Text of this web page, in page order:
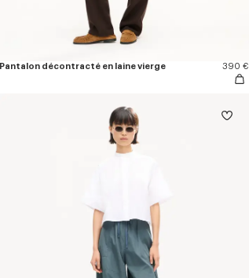
Pantalon décontracté en laine vierge 390 €